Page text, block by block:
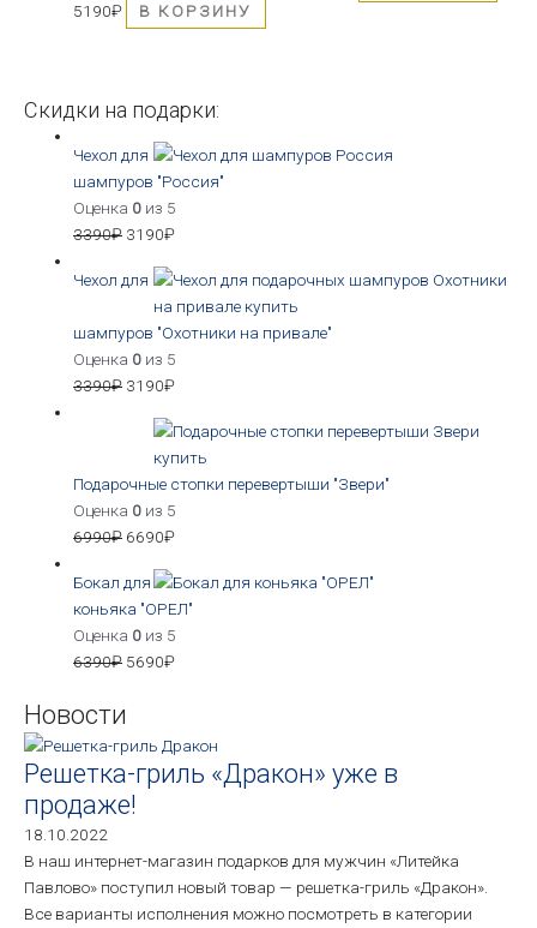
5190₽ В КОРЗИНУ
Скидки на подарки:
Чехол для
шампуров "Россия"
Оценка 0 из 5
3390₽ 3190₽
Чехол для
шампуров "Охотники на привале"
Оценка 0 из 5
3390₽ 3190₽
Подарочные стопки перевертыши "Звери"
Оценка 0 из 5
6990₽ 6690₽
Бокал для
коньяка "ОРЕЛ"
Оценка 0 из 5
6390₽ 5690₽
Новости
Решетка-гриль «Дракон» уже в
продаже!
18.10.2022
В наш интернет-магазин подарков для мужчин «Литейка
Павлово» поступил новый товар — решетка-гриль «Дракон».
Все варианты исполнения можно посмотреть в категории